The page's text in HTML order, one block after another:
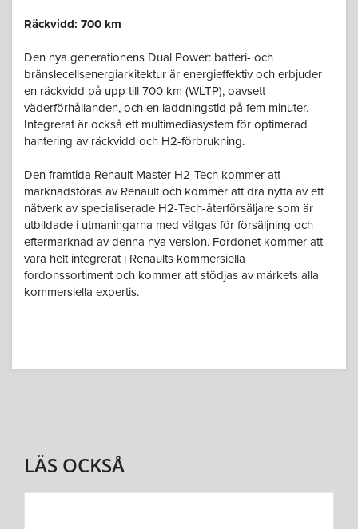
Räckvidd: 700 km
Den nya generationens Dual Power: batteri- och
bränslecellsenergiarkitektur är energieffektiv och erbjuder
en räckvidd på upp till 700 km (WLTP), oavsett
väderförhållanden, och en laddningstid på fem minuter.
Integrerat är också ett multimediasystem för optimerad
hantering av räckvidd och H2-förbrukning.
Den framtida Renault Master H2-Tech kommer att
marknadsföras av Renault och kommer att dra nytta av ett
nätverk av specialiserade H2-Tech-återförsäljare som är
utbildade i utmaningarna med vätgas för försäljning och
eftermarknad av denna nya version. Fordonet kommer att
vara helt integrerat i Renaults kommersiella
fordonssortiment och kommer att stödjas av märkets alla
kommersiella expertis.
LÄS OCKSÅ